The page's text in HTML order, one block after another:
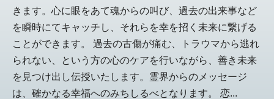
きます。心に眼をあて魂からの叫び、過去の出来事など
を瞬時にてキャッチし、それらを幸を招く未来に繋げる
ことができます。 過去の古傷が痛む、トラウマから逃れ
られない、という方の心のケアを行いながら、善き未来
を見つけ出し伝授いたします。霊界からのメッセージ
は、確かなる幸福へのみちしるべとなります。 恋...